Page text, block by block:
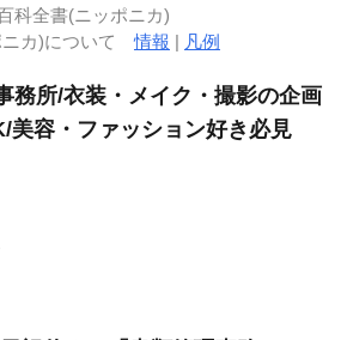
科全書(ニッポニカ)
ニカ)について情報 | 凡例
務所/衣装・メイク・撮影の企画
美容・ファッション好き必見